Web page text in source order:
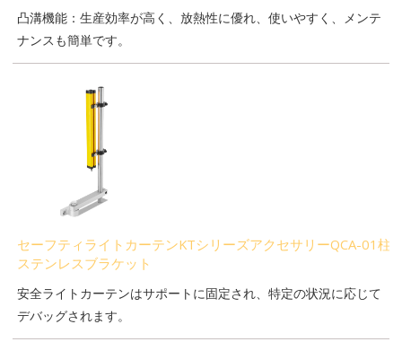
凸溝機能：生産効率が高く、放熱性に優れ、使いやすく、メンテ
ナンスも簡単です。
セーフティライトカーテンKTシリーズアクセサリーQCA-01柱
ステンレスブラケット
安全ライトカーテンはサポートに固定され、特定の状況に応じて
デバッグされます。